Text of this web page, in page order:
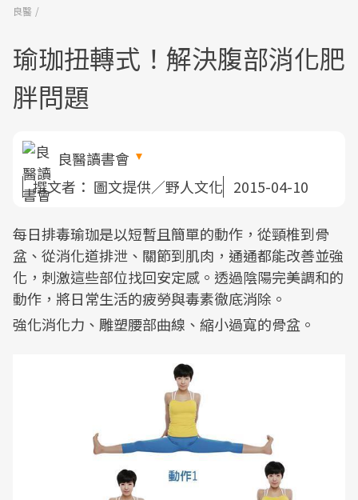
良醫
瑜珈扭轉式！解決腹部消化肥
胖問題
良醫讀書會
撰文者： 圖文提供／野人文化 2015-04-10
每日排毒瑜珈是以短暫且簡單的動作，從頸椎到骨
盆、從消化道排泄、關節到肌肉，通通都能改善並強
化，刺激這些部位找回安定感。透過陰陽完美調和的
動作，將日常生活的疲勞與毒素徹底消除。
強化消化力、雕塑腰部曲線、縮小過寬的骨盆。